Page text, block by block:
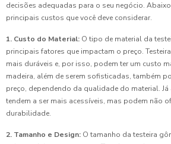
decisões adequadas para o seu negócio.
principais custos que você deve considerar.
1. Custo do Material: O tipo de material da
principais fatores que impactam o preço.
mais duráveis e, por isso, podem ter um custo
madeira, além de serem sofisticadas, também
preço, dependendo da qualidade do material.
tendem a ser mais acessíveis, mas podem não
durabilidade.
2. Tamanho e Design: O tamanho da testeira